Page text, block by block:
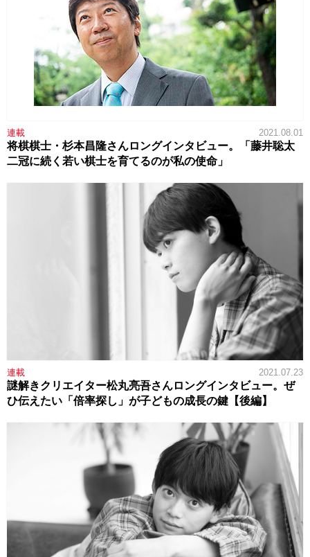
連載 2021.08.01
将棋棋士・杉本昌隆さんロングインタビュー。「藤井聡太
二冠に続く若い棋士を育てるのが私の使命」
連載 2021.07.23
謎解きクリエイター松丸亮吾さんロングインタビュー。ぜ
ひ伝えたい「倍率探し」が子どもの成長の鍵【後編】